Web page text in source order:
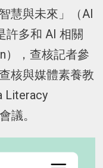
慧與未來」（AI
許多和 AI 相關
），查核記者參
核與媒體素養教
Literacy
議。